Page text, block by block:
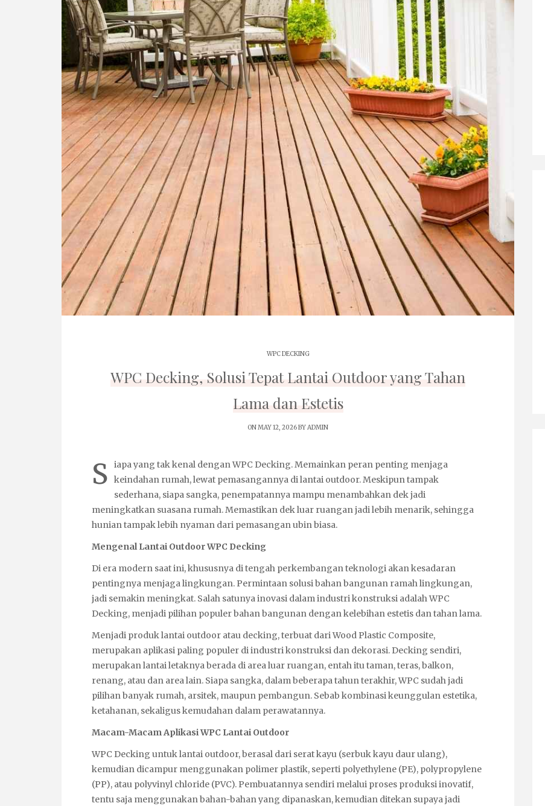
WPC DECKING
WPC Decking, Solusi Tepat Lantai Outdoor yang Tahan
Lama dan Estetis
ON MAY 12, 2026 BYADMIN
S iapa yang tak kenal denganWPC Decking. Memainkan peran penting menjaga
keindahan rumah, lewat pemasangannya di lantai outdoor. Meskipun tampak
sederhana, siapa sangka, penempatannya mampu menambahkan dek jadi
meningkatkan suasana rumah. Memastikan dek luar ruangan jadi lebih menarik, sehingga
hunian tampak lebih nyaman dari pemasangan ubin biasa.
Mengenal Lantai Outdoor WPC Decking
Di era modern saat ini, khususnya di tengah perkembangan teknologi akan kesadaran
pentingnya menjaga lingkungan. Permintaan solusi bahan bangunan ramah lingkungan,
jadi semakin meningkat. Salah satunya inovasi dalam industri konstruksi adalah WPC
Decking, menjadi pilihan populer bahan bangunan dengan kelebihan estetis dan tahan lama.
Menjadi produk lantai outdoor atau decking, terbuat dari Wood Plastic Composite,
merupakan aplikasi paling populer di industri konstruksi dan dekorasi. Decking sendiri,
merupakan lantai letaknya berada di area luar ruangan, entah itu taman, teras, balkon,
renang, atau dan area lain. Siapa sangka, dalam beberapa tahun terakhir, WPC sudah jadi
pilihan banyak rumah, arsitek, maupun pembangun. Sebab kombinasi keunggulan estetika,
ketahanan, sekaligus kemudahan dalam perawatannya.
Macam-Macam Aplikasi WPC Lantai Outdoor
WPC Decking untuk lantai outdoor, berasal dari serat kayu (serbuk kayu daur ulang),
kemudian dicampur menggunakan polimer plastik, seperti polyethylene (PE), polypropylene
(PP), atau polyvinyl chloride (PVC). Pembuatannya sendiri melalui proses produksi inovatif,
tentu saja menggunakan bahan-bahan yang dipanaskan, kemudian ditekan supaya jadi